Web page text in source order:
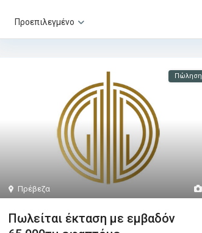
Προεπιλεγμένο
Πρέβεζα
Πώληση
Πωλείται έκταση με εμβαδόν